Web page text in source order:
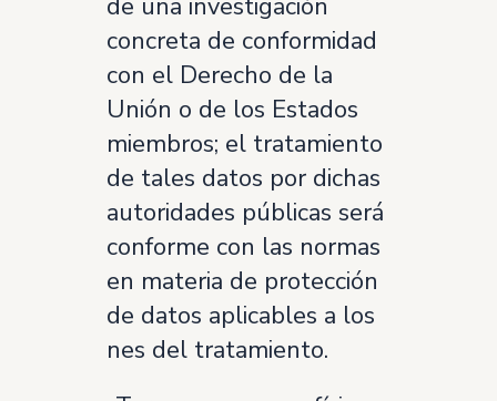
de una investigación
concreta de conformidad
con el Derecho de la
Unión o de los Estados
miembros; el tratamiento
de tales datos por dichas
autoridades públicas será
conforme con las normas
en materia de protección
de datos aplicables a los
nes del tratamiento.